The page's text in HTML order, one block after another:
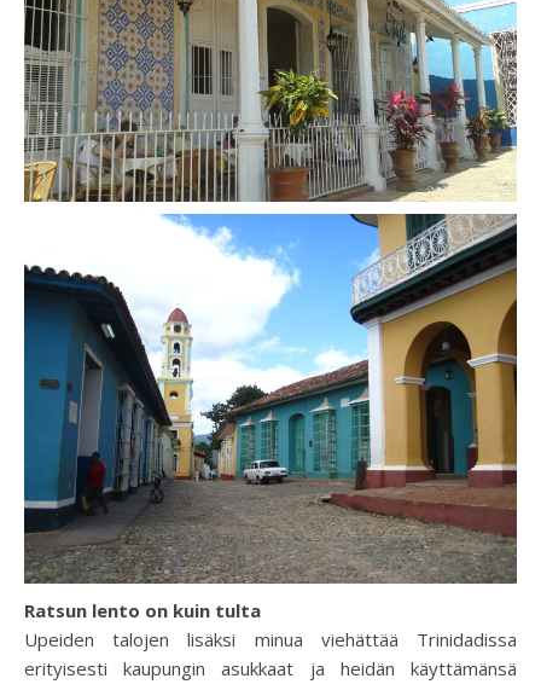
Ratsun lento on kuin tulta
Upeiden talojen lisäksi minua viehättää Trinidadissa
erityisesti kaupungin asukkaat ja heidän käyttämänsä